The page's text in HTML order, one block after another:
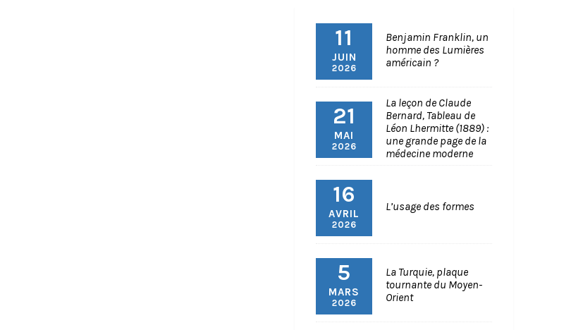
11
JUIN
2026
Benjamin Franklin, un
homme des Lumières
américain ?
21
MAI
2026
La leçon de Claude
Bernard, Tableau de
Léon Lhermitte (1889) :
une grande page de la
médecine moderne
16
AVRIL
2026
L’usage des formes
5
MARS
2026
La Turquie, plaque
tournante du Moyen-
Orient